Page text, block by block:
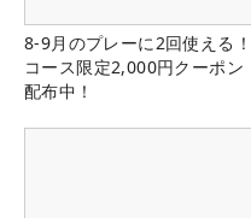
8-9月のプレーに2回使える！
コース限定2,000円クーポン
配布中！